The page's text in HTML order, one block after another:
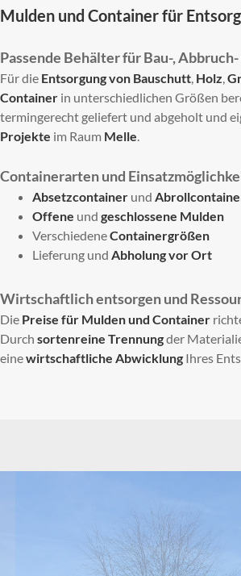
Mulden und Container für
Passende Behälter für Bau-,
Für die Entsorgung von Bauschutt Holz
Container in unterschiedlichen Größen
termingerecht geliefert und abgeholt und
Projekte im Raum Melle
Containerarten und
Absetzcontainer und
Offene und geschlossene Mulden
VerschiedeneContainergrößen
Lieferung und Abholung vor Ort
Wirtschaftlich entsorgen und
Die Preise für Mulden und Container
Durch sortenreine Trennungder
einewirtschaftliche Abwicklung Ihres